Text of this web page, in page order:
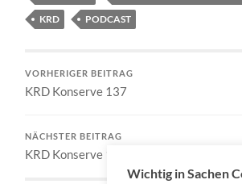
KRD
PODCAST
VORHERIGER BEITRAG
KRD Konserve 137
NÄCHSTER BEITRAG
KRD Konserve 139
Wichtig in Sachen